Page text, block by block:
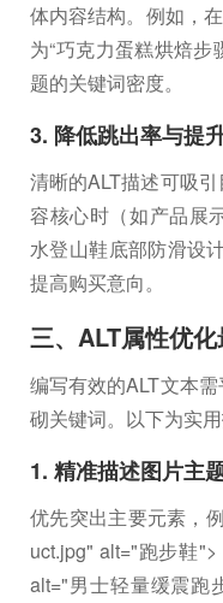
体内容结构。例如，
为“巧克力蛋糕烘焙步
题的关键词密度。
3. 降低跳出率与提
清晰的ALT描述可吸
容核心时（如产品展
水登山鞋底部防滑设
提高购买意向。
三、ALT属性优
编写有效的ALT文本
砌关键词。以下为实用
1. 精准描述图片主
优先突出主要元素，
uct.jpg" alt="跑步鞋
alt="男士轻量缓震跑